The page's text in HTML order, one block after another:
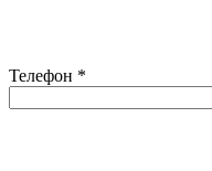
Телефон *